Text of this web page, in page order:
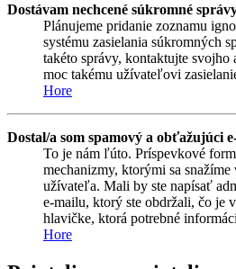
Dostávam nechcené súkromné
Plánujeme pridanie zoznamu
systému zasielania súkromných
takéto správy, kontaktujte svojho
moc takému užívateľovi
Hore
Dostal/a som spamový a obťažujúci
To je nám ľúto. Príspevkové
mechanizmy, ktorými sa
užívateľa. Mali by ste napísať
e-mailu, ktorý ste obdržali, čo je
hlavičke, ktorá potrebné
Hore